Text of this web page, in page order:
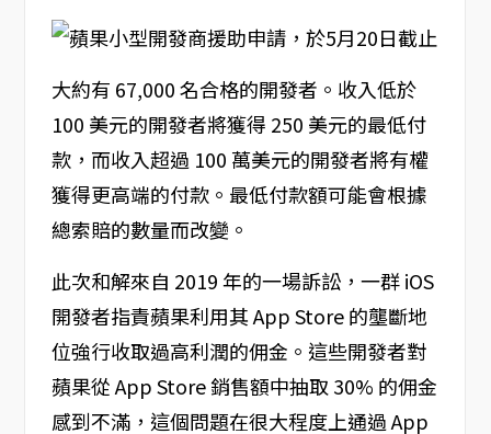
大約有 67,000 名合格的開發者。收入低於
100 美元的開發者將獲得 250 美元的最低付
款，而收入超過 100 萬美元的開發者將有權
獲得更高端的付款。最低付款額可能會根據
總索賠的數量而改變。
此次和解來自 2019 年的一場訴訟，一群 iOS
開發者指責蘋果利用其 App Store 的壟斷地
位強行收取過高利潤的佣金。這些開發者對
蘋果從 App Store 銷售額中抽取 30% 的佣金
感到不滿，這個問題在很大程度上通過 App